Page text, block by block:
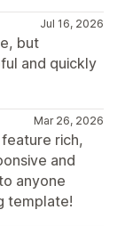
Jul 16, 2026
but
and quickly
Mar 26, 2026
rich,
and
anyone
template!